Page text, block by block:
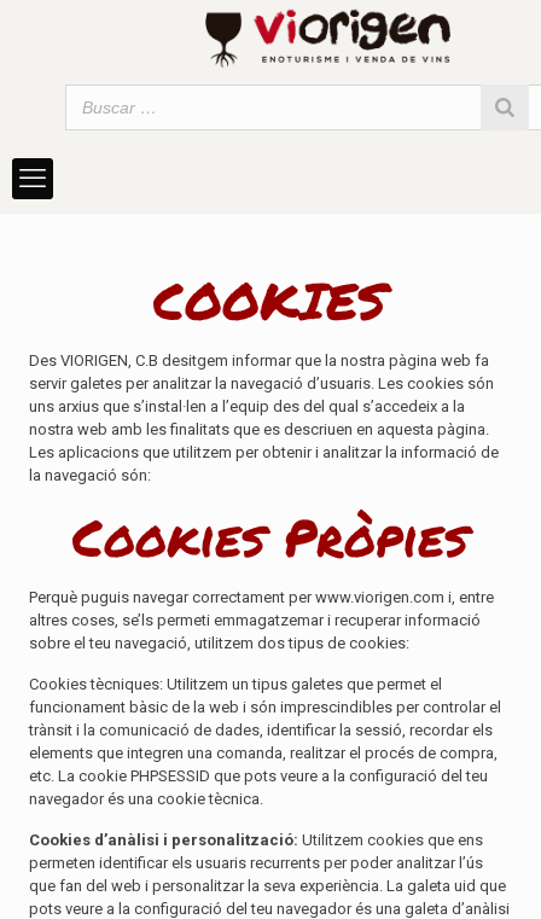
COOKIES
Des VIORIGEN, C.B desitgem informar que la nostra pàgina web fa
servir galetes per analitzar la navegació d’usuaris. Les cookies són
uns arxius que s’instal·len a l’equip des del qual s’accedeix a la
nostra web amb les finalitats que es descriuen en aquesta pàgina.
Les aplicacions que utilitzem per obtenir i analitzar la informació de
la navegació són:
Cookies Pròpies
Perquè puguis navegar correctament per www.viorigen.com i, entre
altres coses, se’ls permeti emmagatzemar i recuperar informació
sobre el teu navegació, utilitzem dos tipus de cookies:
Cookies tècniques: Utilitzem un tipus galetes que permet el
funcionament bàsic de la web i són imprescindibles per controlar el
trànsit i la comunicació de dades, identificar la sessió, recordar els
elements que integren una comanda, realitzar el procés de compra,
etc. La cookie PHPSESSID que pots veure a la configuració del teu
navegador és una cookie tècnica.
Cookies d’anàlisi i personalització: Utilitzem cookies que ens
permeten identificar els usuaris recurrents per poder analitzar l’ús
que fan del web i personalitzar la seva experiència. La galeta uid que
pots veure a la configuració del teu navegador és una galeta d’anàlisi